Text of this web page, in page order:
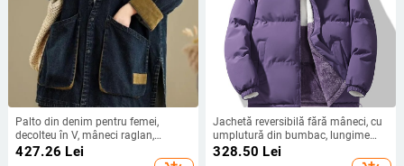
Palto din denim pentru femei,
decolteu în V, mâneci raglan,
lungime medie, croială lejeră,
buzunare mari, țesătură denim cu
427.26 Lei
Jachetă reversibilă fără mâneci, cu
umplutură din bumbac, lungime
ultra- scurtă, guler înalt, fermoar
328.50 Lei